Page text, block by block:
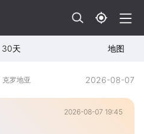
30天 地图
罗地亚 2026-08-07
2026-08-07 19:45